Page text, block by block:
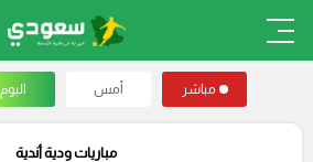
مباشر أمس اليوم
مباريات ودية أندية